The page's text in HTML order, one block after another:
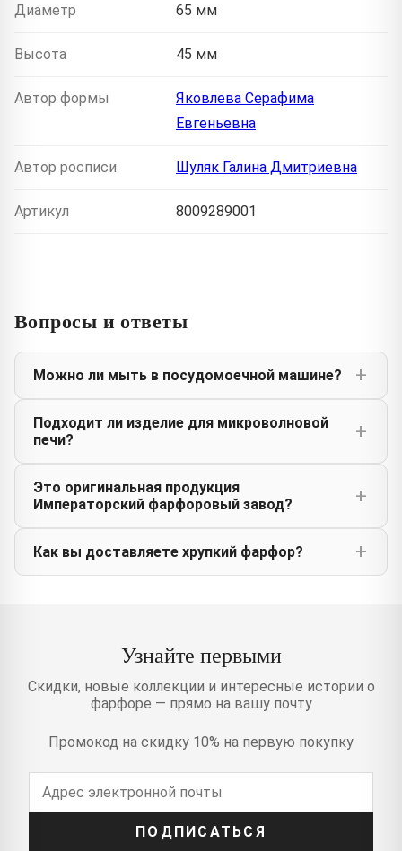
Диаметр 65 мм
Высота 45 мм
Автор формы
Яковлева Серафима
Евгеньевна
Автор росписи Шуляк Галина Дмитриевна
Артикул 8009289001
Вопросы и ответы
Можно ли мыть в посудомоечной машине?
Подходит ли изделие для микроволновой
печи?
Это оригинальная продукция
Императорский фарфоровый завод?
Как вы доставляете хрупкий фарфор?
Узнайте первыми
Скидки, новые коллекции и интересные истории о
фарфоре — прямо на вашу почту
Промокод на скидку 10% на первую покупку
ПОДПИСАТЬСЯ